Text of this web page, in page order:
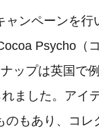
ンペーンを行
Psycho（
ップは英国で
ました。アイ
もあり、コレ